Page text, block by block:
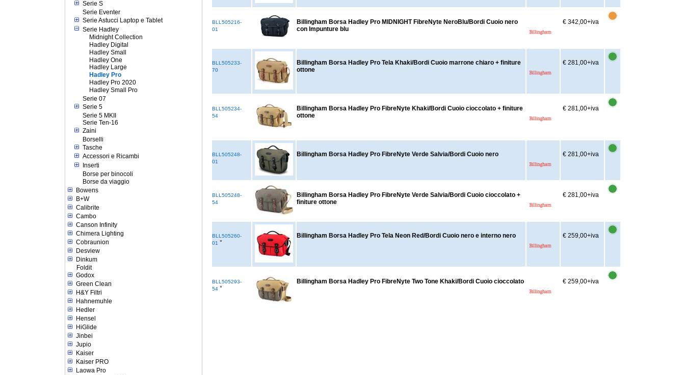
Serie S
Serie Eventer
Serie Astucci Laptop e Tablet
Serie Hadley
Midnight Collection
Hadley Digital
Hadley Small
Hadley One
Hadley Large
Hadley Pro
Hadley Pro 2020
Hadley Small Pro
Serie 07
Serie 5
Serie 5 MKII
Serie Ten-16
Zaini
Borselli
Tasche
Accessori e Ricambi
Inserti
Borse per binocoli
Borse da viaggio
Bowens
B+W
Calibrite
Cambo
Canson Infinity
Chimera Lighting
Cobraunion
Desview
Dinkum
Foldit
Godox
Green Clean
H&Y Filtri
Hahnemuhle
Hedler
Hensel
HiGlide
Jinbei
Jupio
Kaiser
Kaiser PRO
Laowa Pro
BLL505216-
01
Billingham Borsa Hadley Pro MIDNIGHT FibreNyte NeroBlu/Bordi Cuoio nero
con Impunture blu
€ 342,00+iva
BLL505233-
70
Billingham Borsa Hadley Pro Tela Khaki/Bordi Cuoio marrone chiaro + finiture
ottone
€ 281,00+iva
BLL505234-
54
Billingham Borsa Hadley Pro FibreNyte Khaki/Bordi Cuoio cioccolato + finiture
ottone
€ 281,00+iva
BLL505248-
01
Billingham Borsa Hadley Pro FibreNyte Verde Salvia/Bordi Cuoio nero € 281,00+iva
BLL505248-
54
Billingham Borsa Hadley Pro FibreNyte Verde Salvia/Bordi Cuoio cioccolato +
finiture ottone
€ 281,00+iva
BLL505260-
01 °
Billingham Borsa Hadley Pro Tela Neon Red/Bordi Cuoio nero e interno nero € 259,00+iva
BLL505293-
54 °
Billingham Borsa Hadley Pro FibreNyte Two Tone Khaki/Bordi Cuoio cioccolato € 259,00+iva